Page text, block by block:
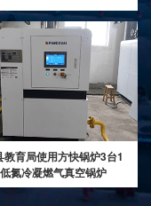
教育局使用方快锅炉3台1
氮冷凝燃气真空锅炉